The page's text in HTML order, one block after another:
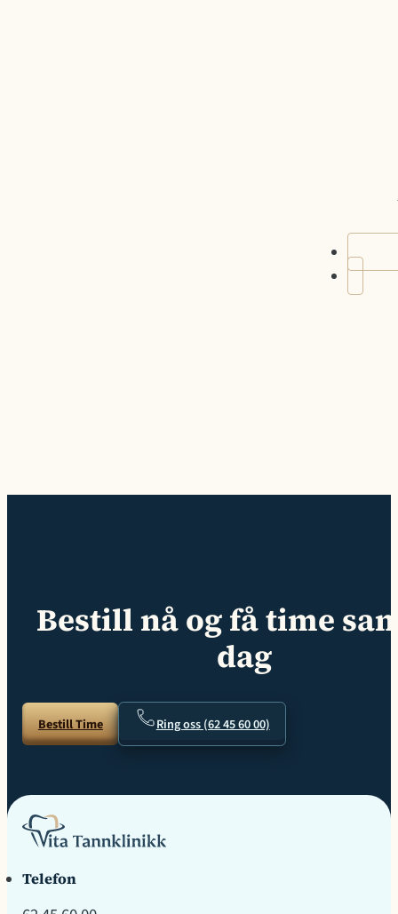
Bestill nå og få time
dag
Bestill Time Ring oss (62 45 60 00)
Telefon